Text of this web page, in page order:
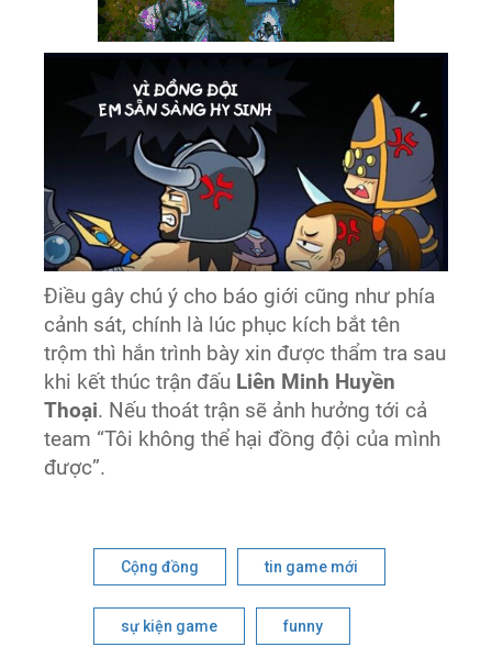
Điều gây chú ý cho báo giới cũng như phía
cảnh sát, chính là lúc phục kích bắt tên
trộm thì hắn trình bày xin được thẩm tra sau
khi kết thúc trận đấu Liên Minh Huyền
Thoại. Nếu thoát trận sẽ ảnh hưởng tới cả
team “Tôi không thể hại đồng đội của mình
được”.
Cộng đồng tin game mới
sự kiện game funny